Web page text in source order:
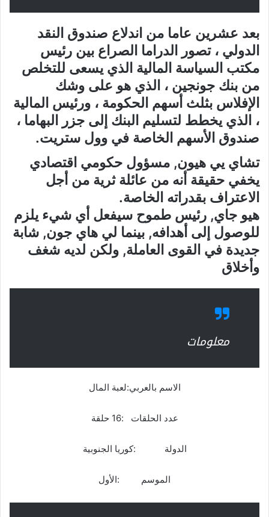
بعد عشرين عاما من اندلاع صندوق النقد
الدولي ، تصور الدراما الصراع بين رئيس
مكتب السياسة المالية الذي يسعى للتخلص
من بنك جونجين ، الذي هو على وشك
الإفلاس بثلث أسهم الحكومة ، ورئيس المالية
، الذي يخطط لتسليم البنك إلى جزر البهاما ،
صندوق الأسهم الخاصة في وول ستريت.
تشاي يي هيون, مسؤول حكومي اقتصادي
يخفي حقيقة أنه من عائلة ثرية من أجل
الاعتراف بقدراته الخاصة.
هيو جاي, رئيس طموح سيفعل أي شيء يلزم
للوصول إلى أهدافه, بينما لي هاي جون, شابة
جديدة في القوى العاملة, ولكن لديه شغف
وأخلاق
معلومات
الاسم بالعربي:لعبة المال
عدد الحلقات :16 حلقة
الدولة :كوريا الجنوبية
الموسم :الأول